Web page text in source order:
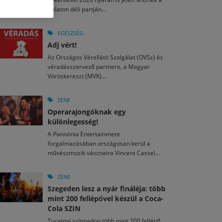
2026. JÚL. 15.
nézők 10 kedvenc filmje 2026 első félévében
2026. JÚL. 3.
án hozzánk is megérkezik a Rocktábor
2026. JÚL. 29.
a jubileumi Művészetek Völgye – még öt
kulturális ünnep
Fesztivál 2026
egy mese: 30 napos mesekihívást indít a Libri
2026. MÁJ. 11.
László kapta az Artisjus Irodalmi Nagydíjat
Balaton déli partján...
EGÉSZSÉG
Adj vért!
Az Országos Vérellátó Szolgálat (OVSz) és
véradásszervező partnere, a Magyar
Vöröskereszt (MVK)...
ZENE
Operarajongóknak egy
különlegesség!
A Pannónia Entertainment
forgalmazásában országosan kerül a
művészmozik vásznaira Vincent Cassel...
ZENE
Szegeden lesz a nyár fináléja: több
mint 200 fellépővel készül a Coca-
Cola SZIN